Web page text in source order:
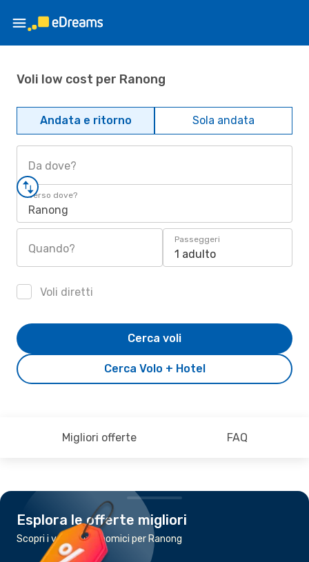
Voli low cost per Ranong
Andata e ritorno Sola andata
Da dove?
Verso dove?
Ranong
Quando?
Passeggeri
1 adulto
Voli diretti
Cerca Volo + Hotel
Cerca voli
Migliori offerte FAQ
Esplora le offerte migliori
Scopri i voli più economici per Ranong